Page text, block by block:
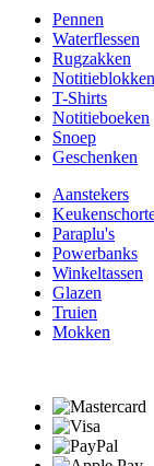
Pennen
Waterflessen
Rugzakken
Notitieblokken
T-Shirts
Notitieboeken
Snoep
Geschenken
Aanstekers
Paraplu's
Powerbanks
Winkeltassen
Glazen
Truien
Mokken